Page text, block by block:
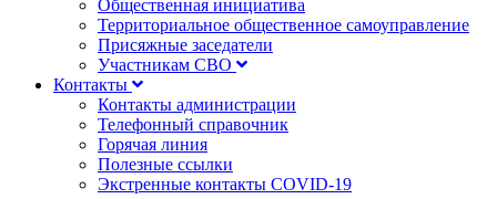
Общественная инициатива
Территориальное общественное самоуправление
Присяжные заседатели
Участникам СВО
Контакты
Контакты администрации
Телефонный справочник
Горячая линия
Полезные ссылки
Экстренные контакты COVID-19